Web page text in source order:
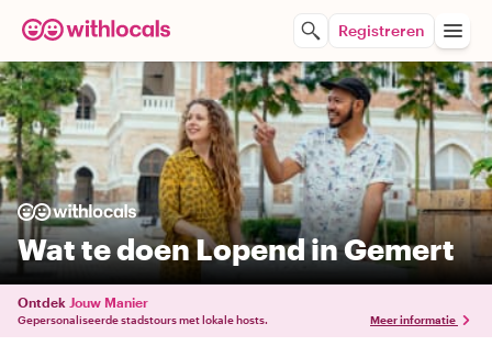
Registreren
Wat te doen Lopend in Gemert
Ontdek Jouw Manier
Gepersonaliseerde stadstours met lokale hosts. Meer informatie